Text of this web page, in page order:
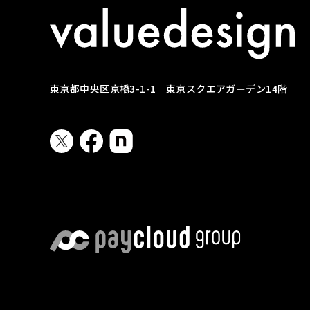
東京都中央区京橋3-1-1 東京スクエアガーデン14階